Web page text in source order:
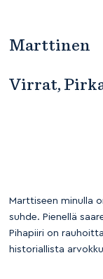
Marttinen
Virrat,
Marttiseen minulla
suhde. Pienellä
Pihapiiri on
historiallista